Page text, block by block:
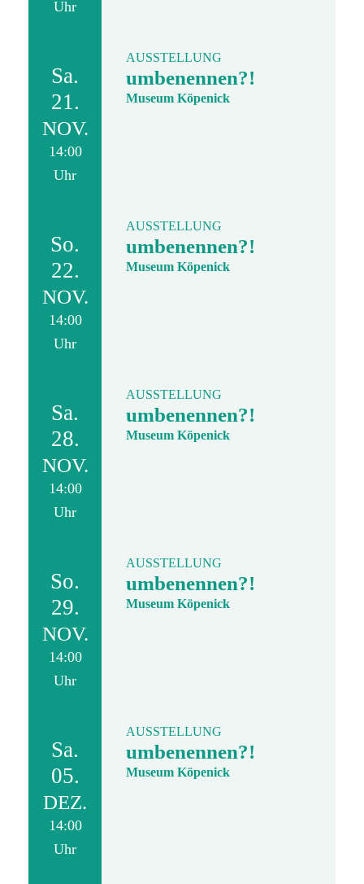
Uhr
Sa.
21.
NOV.
14:00
Uhr
AUSSTELLUNG
umbenennen?!
Museum Köpenick
So.
22.
NOV.
14:00
Uhr
AUSSTELLUNG
umbenennen?!
Museum Köpenick
Sa.
28.
NOV.
14:00
Uhr
AUSSTELLUNG
umbenennen?!
Museum Köpenick
So.
29.
NOV.
14:00
Uhr
AUSSTELLUNG
umbenennen?!
Museum Köpenick
Sa.
05.
DEZ.
14:00
Uhr
AUSSTELLUNG
umbenennen?!
Museum Köpenick